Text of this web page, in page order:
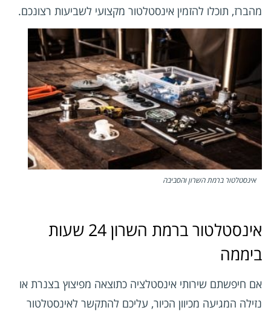
מהברז, תוכלו להזמין אינסטלטור מקצועי לשביעות רצונכם.
אינסטלטור ברמת השרון והסביבה
אינסטלטור ברמת השרון 24 שעות
ביממה
אם חיפשתם שירותי אינסטלציה כתוצאה מפיצוץ בצנרת או
נזילה המגיעה מכיוון הכיור, עליכם להתקשר לאינסטלטור